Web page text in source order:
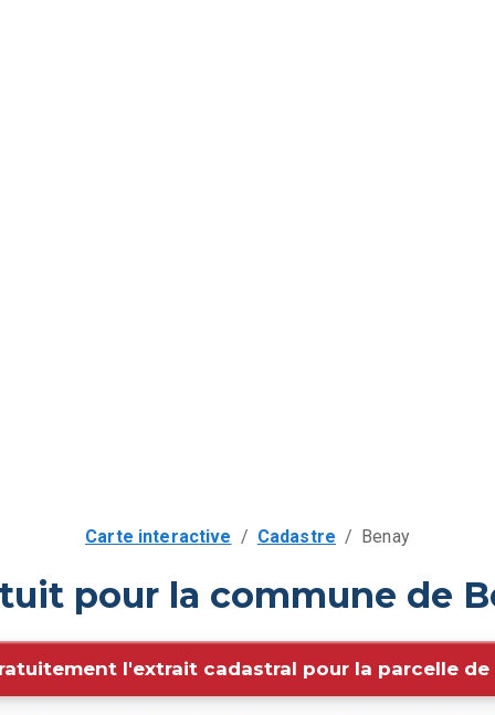
Carte interactive / Cadastre / Benay
pour la commune de
l'extrait cadastral pour la parcelle de